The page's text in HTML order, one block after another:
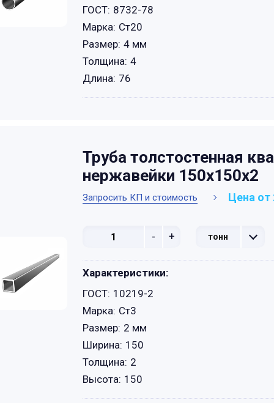
ГОСТ: 8732-78
Марка: Ст20
Размер: 4 мм
Толщина: 4
Длина: 76
Труба толстостенная
нержавейки 150х150х2
Запросить КП и стоимость Цена от
- + тонн
Характеристики:
ГОСТ: 10219-2
Марка: Ст3
Размер: 2 мм
Ширина: 150
Толщина: 2
Высота: 150